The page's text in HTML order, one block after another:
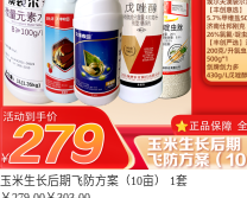
玉米生长后期飞防方案（10亩） 1套